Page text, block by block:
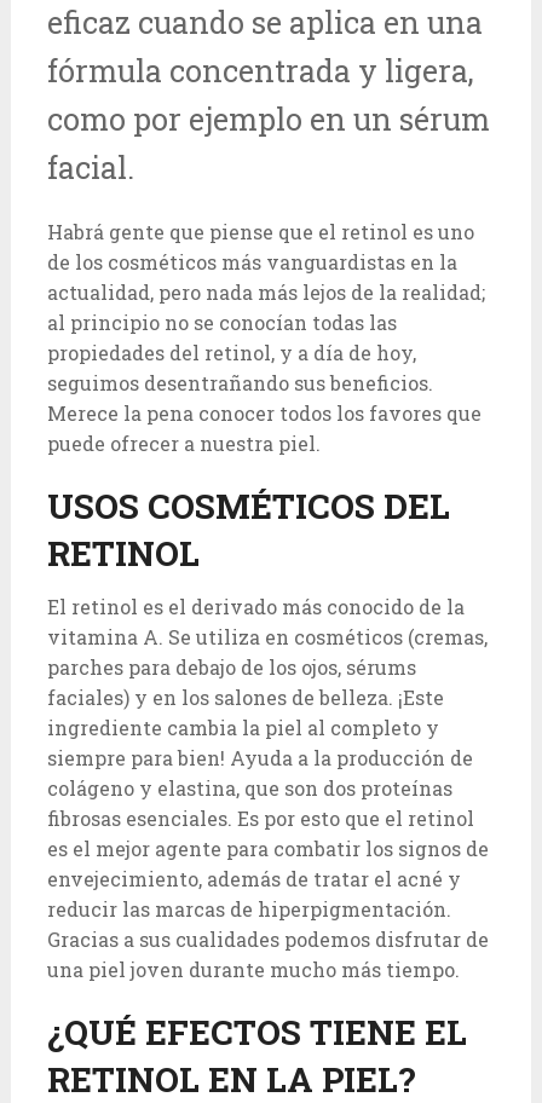
eficaz cuando se aplica en una
fórmula concentrada y ligera,
como por ejemplo en un sérum
facial.
Habrá gente que piense que el retinol es uno
de los cosméticos más vanguardistas en la
actualidad, pero nada más lejos de la realidad;
al principio no se conocían todas las
propiedades del retinol, y a día de hoy,
seguimos desentrañando sus beneficios.
Merece la pena conocer todos los favores que
puede ofrecer a nuestra piel.
USOS COSMÉTICOS DEL
RETINOL
El retinol es el derivado más conocido de la
vitamina A. Se utiliza en cosméticos (cremas,
parches para debajo de los ojos, sérums
faciales) y en los salones de belleza. ¡Este
ingrediente cambia la piel al completo y
siempre para bien! Ayuda a la producción de
colágeno y elastina, que son dos proteínas
fibrosas esenciales. Es por esto que el retinol
es el mejor agente para combatir los signos de
envejecimiento, además de tratar el acné y
reducir las marcas de hiperpigmentación.
Gracias a sus cualidades podemos disfrutar de
una piel joven durante mucho más tiempo.
¿QUÉ EFECTOS TIENE EL
RETINOL EN LA PIEL?